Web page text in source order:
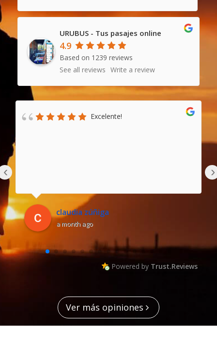
URUBUS - Tus pasajes online
4.9
Based on 1239 reviews
See all reviews Write a review
Excelente!
claudia zúñiga
a month ago
‹ ›
Powered by Trust.Reviews
Ver más opiniones